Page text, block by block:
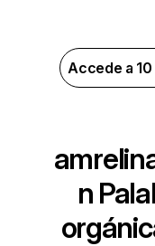
Accede a
n